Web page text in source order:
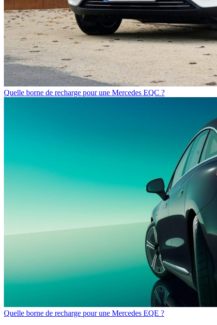
Quelle borne de recharge pour une Mercedes EQC ?
Quelle borne de recharge pour une Mercedes EQE ?